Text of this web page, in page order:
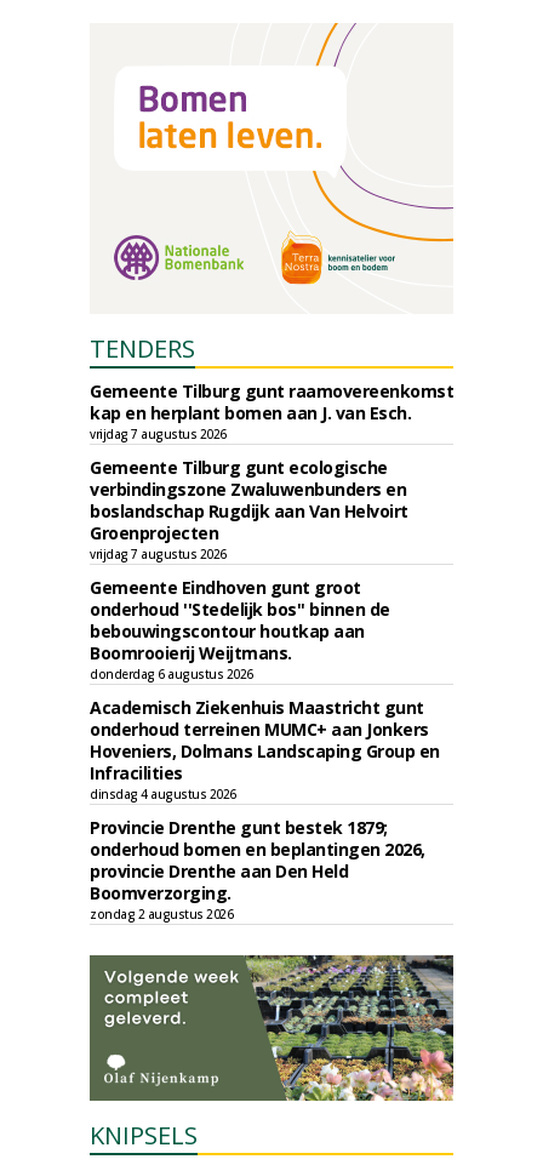
TENDERS
Gemeente Tilburg gunt raamovereenkomst
kap en herplant bomen aan J. van Esch.
vrijdag 7 augustus 2026
Gemeente Tilburg gunt ecologische
verbindingszone Zwaluwenbunders en
boslandschap Rugdijk aan Van Helvoirt
Groenprojecten
vrijdag 7 augustus 2026
Gemeente Eindhoven gunt groot
onderhoud ''Stedelijk bos'' binnen de
bebouwingscontour houtkap aan
Boomrooierij Weijtmans.
donderdag 6 augustus 2026
Academisch Ziekenhuis Maastricht gunt
onderhoud terreinen MUMC+ aan Jonkers
Hoveniers, Dolmans Landscaping Group en
Infracilities
dinsdag 4 augustus 2026
Provincie Drenthe gunt bestek 1879;
onderhoud bomen en beplantingen 2026,
provincie Drenthe aan Den Held
Boomverzorging.
zondag 2 augustus 2026
KNIPSELS